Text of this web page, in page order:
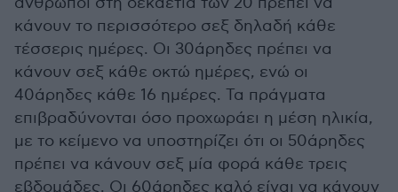
κάνουν το περισσότερο σεξ δηλαδή κάθε
τέσσερις ημέρες. Οι 30άρηδες πρέπει να
κάνουν σεξ κάθε οκτώ ημέρες, ενώ οι
40άρηδες κάθε 16 ημέρες. Τα πράγματα
επιβραδύνονται όσο προχωράει η μέση ηλικία,
με το κείμενο να υποστηρίζει ότι οι 50άρηδες
πρέπει να κάνουν σεξ μία φορά κάθε τρεις
εβδομάδες. Οι 60άρηδες καλό είναι να κάνουν